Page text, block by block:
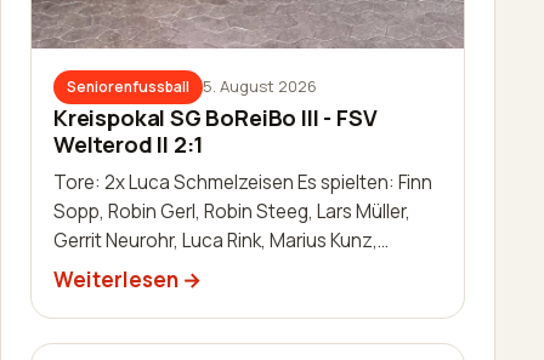
Seniorenfussball 5. August 2026
Kreispokal SG BoReiBo III - FSV
Welterod II 2:1
Tore: 2x Luca Schmelzeisen Es spielten: Finn
Sopp, Robin Gerl, Robin Steeg, Lars Müller,
Gerrit Neurohr, Luca Rink, Marius Kunz,
Manuel Häuser, Lukas Schleis,…
Weiterlesen